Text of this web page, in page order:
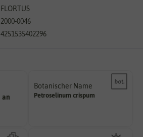
FLORTUS
2000-0046
4251535402296
Botanischer Name
Petroselinum crispum
Namen zur eindeutigen
Bestimmung der Pflanze.